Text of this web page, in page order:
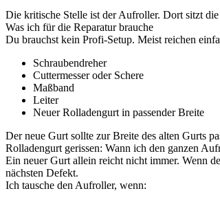
Die kritische Stelle ist der Aufroller. Dort sitzt
Was ich für die Reparatur brauche
Du brauchst kein Profi-Setup. Meist reichen
Schraubendreher
Cuttermesser oder Schere
Maßband
Leiter
Neuer Rolladengurt in passender Breite
Der neue Gurt sollte zur Breite des alten Gurts
Rolladengurt gerissen: Wann ich den ganzen
Ein neuer Gurt allein reicht nicht immer. Wenn
nächsten Defekt.
Ich tausche den Aufroller, wenn: